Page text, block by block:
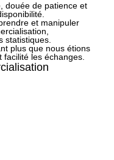
douée de patience et
et manipuler
statistiques.
plus que nous étions
facilité les échanges.